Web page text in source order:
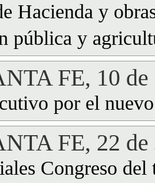
Hacienda y
pública y
FE, 10
por el
FE, 22
Congreso